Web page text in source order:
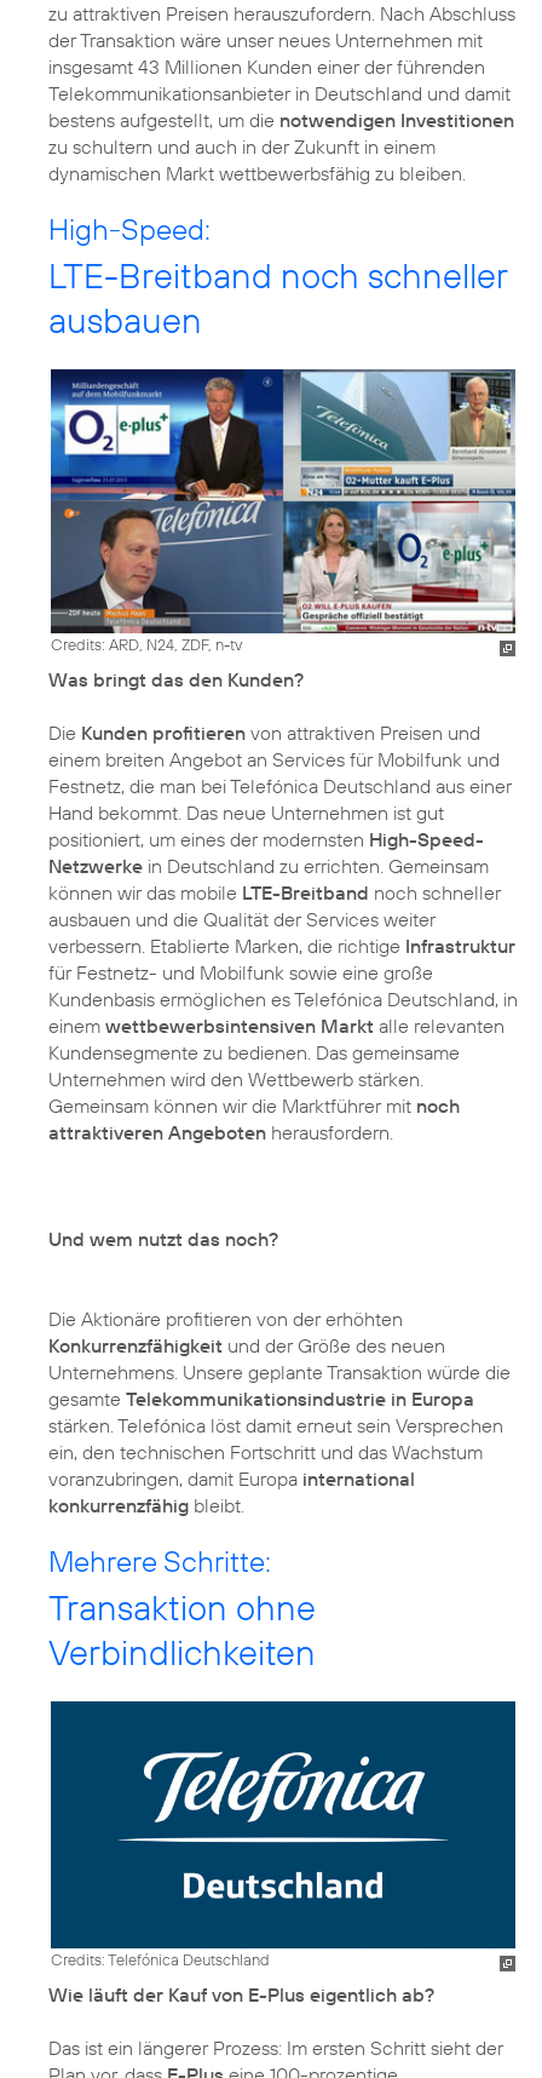
zu attraktiven Preisen herauszufordern. Nach Abschluss
der Transaktion wäre unser neues Unternehmen mit
insgesamt 43 Millionen Kunden einer der führenden
Telekommunikationsanbieter in Deutschland und damit
bestens aufgestellt, um die notwendigen Investitionen
zu schultern und auch in der Zukunft in einem
dynamischen Markt wettbewerbsfähig zu bleiben.
High-Speed:
LTE-Breitband noch schneller
ausbauen
Credits: ARD, N24, ZDF, n-tv
Was bringt das den Kunden?
Die Kunden profitieren von attraktiven Preisen und
einem breiten Angebot an Services für Mobilfunk und
Festnetz, die man bei Telefónica Deutschland aus einer
Hand bekommt. Das neue Unternehmen ist gut
positioniert, um eines der modernsten High-Speed-
Netzwerke in Deutschland zu errichten. Gemeinsam
können wir das mobile LTE-Breitband noch schneller
ausbauen und die Qualität der Services weiter
verbessern. Etablierte Marken, die richtige Infrastruktur
für Festnetz- und Mobilfunk sowie eine große
Kundenbasis ermöglichen es Telefónica Deutschland, in
einem wettbewerbsintensiven Markt alle relevanten
Kundensegmente zu bedienen. Das gemeinsame
Unternehmen wird den Wettbewerb stärken.
Gemeinsam können wir die Marktführer mit noch
attraktiveren Angeboten herausfordern.
Und wem nutzt das noch?
Die Aktionäre profitieren von der erhöhten
Konkurrenzfähigkeit und der Größe des neuen
Unternehmens. Unsere geplante Transaktion würde die
gesamte Telekommunikationsindustrie in Europa
stärken. Telefónica löst damit erneut sein Versprechen
ein, den technischen Fortschritt und das Wachstum
voranzubringen, damit Europa international
konkurrenzfähig bleibt.
Mehrere Schritte:
Transaktion ohne
Verbindlichkeiten
Credits: Telefónica Deutschland
Wie läuft der Kauf von E-Plus eigentlich ab?
Das ist ein längerer Prozess: Im ersten Schritt sieht der